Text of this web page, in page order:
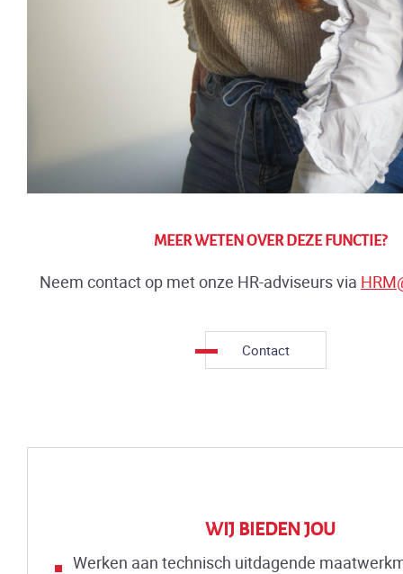
MEER WETEN OVER DEZE FUNCTIE?
Neem contact op met onze HR-adviseurs via
Contact
WIJ BIEDEN JOU
Werken aan technisch uitdagende